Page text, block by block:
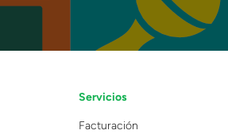
Servicios
Facturación